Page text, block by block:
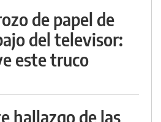
de papel de
del televisor:
este truco
hallazgo de las